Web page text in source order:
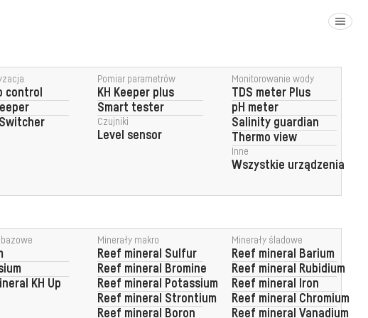
control
Pomiar parametrów
KH Keeper plus
Smart tester
Czujniki
Level sensor
Monitorowanie wody
TDS meter Plus
pH meter
Salinity guardian
Thermo view
Inne
Wszystkie urządzenia
bazowe
KH Up
Minerały makro
Reef mineral Sulfur
Reef mineral Bromine
Reef mineral Potassium
Reef mineral Strontium
Reef mineral Boron
Minerały śladowe
Reef mineral Barium
Reef mineral Rubidium
Reef mineral Iron
Reef mineral Chromium
Reef mineral Vanadium